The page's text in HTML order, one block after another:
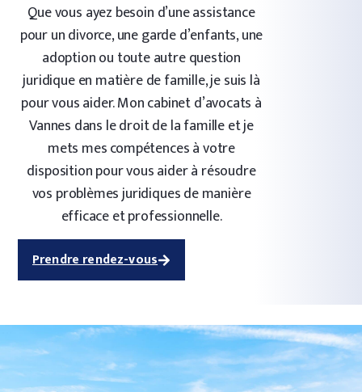
Que vous ayez besoin d’une assistance
pour un divorce, une garde d’enfants, une
adoption ou toute autre question
juridique en matière de famille, je suis là
pour vous aider. Mon cabinet d’avocats à
Vannes dans le droit de la famille et je
mets mes compétences à votre
disposition pour vous aider à résoudre
vos problèmes juridiques de manière
efficace et professionnelle.
Prendre rendez-vous